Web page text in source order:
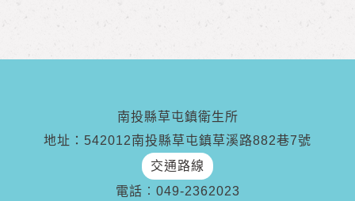
南投縣草屯鎮衛生所
地址：542012南投縣草屯鎮草溪路882巷7號
交通路線
電話︰ 049-2362023